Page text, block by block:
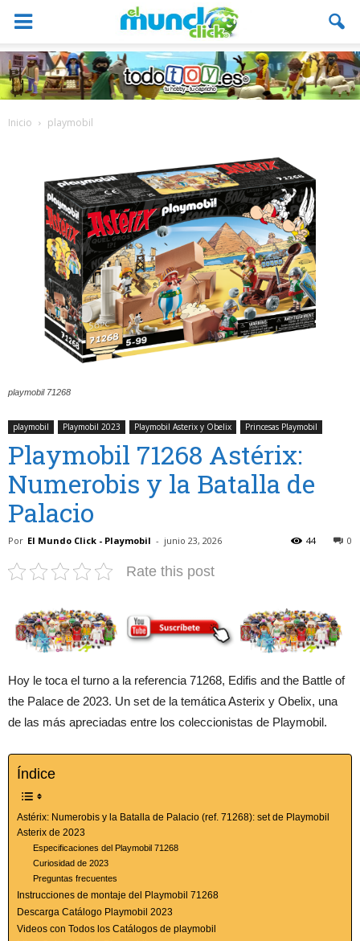
Inicio playmobil
playmobil 71268
playmobil Playmobil 2023 Playmobil Asterix y Obelix Princesas Playmobil
Playmobil 71268 Astérix:
Numerobis y la Batalla de
Palacio
Por El Mundo Click - Playmobil - junio 23, 2026 0
44
Rate this post
Hoy le toca el turno a la referencia 71268, Edifis and the Battle of
the Palace de 2023. Un set de la temática Asterix y Obelix, una
de las más apreciadas entre los coleccionistas de Playmobil.
Índice
Astérix: Numerobis y la Batalla de Palacio (ref. 71268): set de Playmobil
Asterix de 2023
Especificaciones del Playmobil 71268
Curiosidad de 2023
Preguntas frecuentes
Instrucciones de montaje del Playmobil 71268
Descarga Catálogo Playmobil 2023
Videos con Todos los Catálogos de playmobil